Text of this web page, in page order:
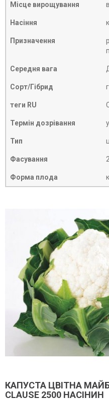
Місце вирощування
Насіння
Призначення
Середня вага
Сорт/Гібрид
теги RU
Термін дозрівання
Тип
Фасування
Форма плода
КАПУСТА ЦВІТНА
CLAUSE 2500 НАСІНИН